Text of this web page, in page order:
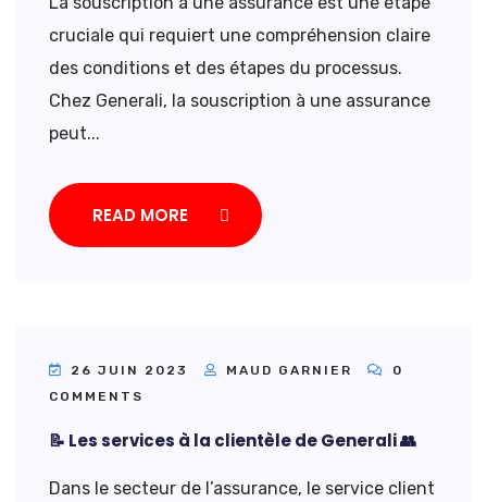
cruciale qui requiert une compréhension claire
des conditions et des étapes du processus.
Chez Generali, la souscription à une assurance
peut...
READ MORE
26 JUIN 2023 MAUD GARNIER
0
COMMENTS
📝 Les services à la clientèle de Generali 👥
Dans le secteur de l’assurance, le service client